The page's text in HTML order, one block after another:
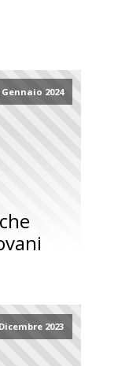
Gennaio 2024
2023